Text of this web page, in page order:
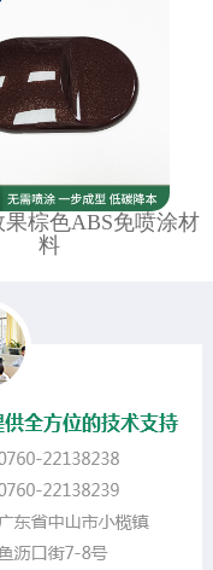
棕色ABS免喷涂材
料